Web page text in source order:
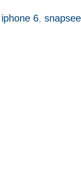
iphone 6,